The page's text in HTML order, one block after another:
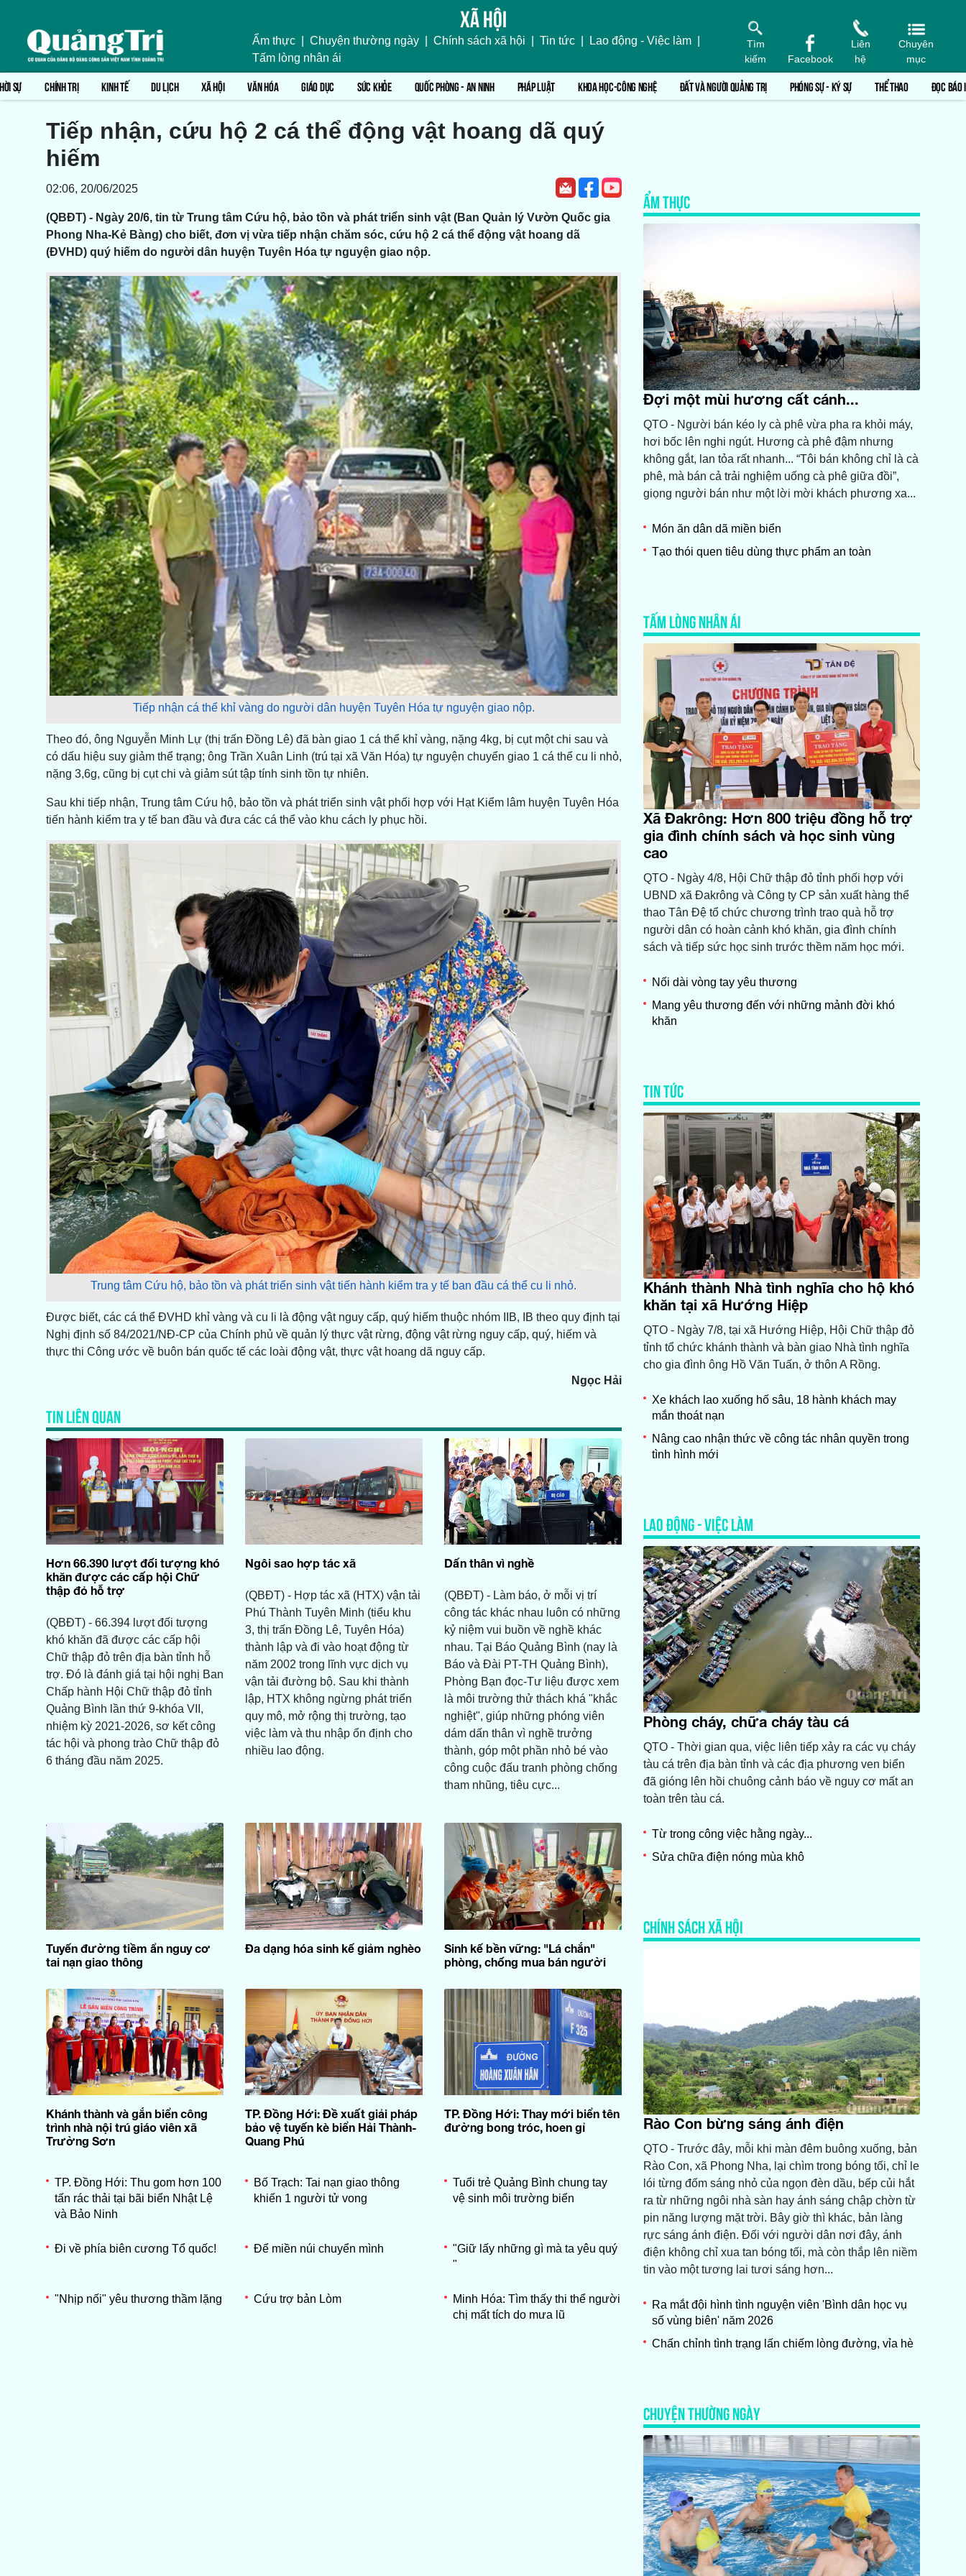
Xã hội
Ẩm thực Chuyện thường ngày Chính sách xã hội Tin tức Lao động - Việc làm
Tấm lòng nhân ái
Tìm
kiếm
Facebook
Liên
hệ
Chuyên
mục
SỰ CHÍNH TRỊ KINH TẾ DU LỊCH XÃ HỘI VĂN HÓA GIÁO DỤC SỨC KHỎE QUỐC PHÒNG - AN NINH PHÁP LUẬT KHOA HỌC-CÔNG NGHỆ ĐẤT VÀ NGƯỜI QUẢNG TRỊ PHÓNG SỰ - KÝ SỰ THỂ THAO ĐỌC BÁO
Tiếp nhận, cứu hộ 2 cá thể động vật hoang dã quý
hiếm
02:06, 20/06/2025
(QBĐT) - Ngày 20/6, tin từ Trung tâm Cứu hộ, bảo tồn và phát triển sinh vật (Ban Quản lý Vườn Quốc gia
Phong Nha-Kẻ Bàng) cho biết, đơn vị vừa tiếp nhận chăm sóc, cứu hộ 2 cá thể động vật hoang dã
(ĐVHD) quý hiếm do người dân huyện Tuyên Hóa tự nguyện giao nộp.
Tiếp nhận cá thể khỉ vàng do người dân huyện Tuyên Hóa tự nguyện giao nộp.
Theo đó, ông Nguyễn Minh Lự (thị trấn Đồng Lê) đã bàn giao 1 cá thể khỉ vàng, nặng 4kg, bị cụt một chi sau và
có dấu hiệu suy giảm thể trạng; ông Trần Xuân Linh (trú tại xã Văn Hóa) tự nguyện chuyển giao 1 cá thể cu li nhỏ,
nặng 3,6g, cũng bị cụt chi và giảm sút tập tính sinh tồn tự nhiên.
Sau khi tiếp nhận, Trung tâm Cứu hộ, bảo tồn và phát triển sinh vật phối hợp với Hạt Kiểm lâm huyện Tuyên Hóa
tiến hành kiểm tra y tế ban đầu và đưa các cá thể vào khu cách ly phục hồi.
Trung tâm Cứu hộ, bảo tồn và phát triển sinh vật tiến hành kiểm tra y tế ban đầu cá thể cu li nhỏ.
Được biết, các cá thể ĐVHD khỉ vàng và cu li là động vật nguy cấp, quý hiếm thuộc nhóm IIB, IB theo quy định tại
Nghị định số 84/2021/NĐ-CP của Chính phủ về quản lý thực vật rừng, động vật rừng nguy cấp, quý, hiếm và
thực thi Công ước về buôn bán quốc tế các loài động vật, thực vật hoang dã nguy cấp.
NgọcHải
TIN LIÊN QUAN
Hơn 66.390 lượt đối tượng khó
khăn được các cấp hội Chữ
thập đỏ hỗ trợ
(QBĐT) - 66.394 lượt đối tượng
khó khăn đã được các cấp hội
Chữ thập đỏ trên địa bàn tỉnh hỗ
trợ. Đó là đánh giá tại hội nghị Ban
Chấp hành Hội Chữ thập đỏ tỉnh
Quảng Bình lần thứ 9-khóa VII,
nhiệm kỳ 2021-2026, sơ kết công
tác hội và phong trào Chữ thập đỏ
6 tháng đầu năm 2025.
Ngôi sao hợp tác xã
(QBĐT) - Hợp tác xã (HTX) vận tải
Phú Thành Tuyên Minh (tiểu khu
3, thị trấn Đồng Lê, Tuyên Hóa)
thành lập và đi vào hoạt động từ
năm 2002 trong lĩnh vực dịch vụ
vận tải đường bộ. Sau khi thành
lập, HTX không ngừng phát triển
quy mô, mở rộng thị trường, tạo
việc làm và thu nhập ổn định cho
nhiều lao động.
Dấn thân vì nghề
(QBĐT) - Làm báo, ở mỗi vị trí
công tác khác nhau luôn có những
kỷ niệm vui buồn về nghề khác
nhau. Tại Báo Quảng Bình (nay là
Báo và Đài PT-TH Quảng Bình),
Phòng Bạn đọc-Tư liệu được xem
là môi trường thử thách khá "khắc
nghiệt", giúp những phóng viên
dám dấn thân vì nghề trưởng
thành, góp một phần nhỏ bé vào
công cuộc đấu tranh phòng chống
tham nhũng, tiêu cực...
Tuyến đường tiềm ẩn nguy cơ
tai nạn giao thông
Đa dạng hóa sinh kế giảm nghèo
Sinh kế bền vững: "Lá chắn"
phòng, chống mua bán người
Khánh thành và gắn biển công
trình nhà nội trú giáo viên xã
Trường Sơn
TP. Đồng Hới: Đề xuất giải pháp
bảo vệ tuyến kè biển Hải Thành-
Quang Phú
TP. Đồng Hới: Thay mới biển tên
đường bong tróc, hoen gỉ
TP. Đồng Hới: Thu gom hơn 100
tấn rác thải tại bãi biển Nhật Lệ
và Bảo Ninh
Bố Trạch: Tai nạn giao thông
khiến 1 người tử vong
Tuổi trẻ Quảng Bình chung tay
vệ sinh môi trường biển
Đi về phía biên cương Tổ quốc! Để miền núi chuyển mình
"Giữ lấy những gì mà ta yêu quý
"
"Nhịp nối" yêu thương thầm lặng Cứu trợ bản Lòm
Minh Hóa: Tìm thấy thi thể người
chị mất tích do mưa lũ
ẨM THỰC
Đợi một mùi hương cất cánh...
QTO - Người bán kéo ly cà phê vừa pha ra khỏi máy,
hơi bốc lên nghi ngút. Hương cà phê đậm nhưng
không gắt, lan tỏa rất nhanh... “Tôi bán không chỉ là cà
phê, mà bán cả trải nghiệm uống cà phê giữa đồi”,
giọng người bán như một lời mời khách phương xa...
Món ăn dân dã miền biển
Tạo thói quen tiêu dùng thực phẩm an toàn
TẤM LÒNG NHÂN ÁI
Xã Đakrông: Hơn 800 triệu đồng hỗ trợ
gia đình chính sách và học sinh vùng
cao
QTO - Ngày 4/8, Hội Chữ thập đỏ tỉnh phối hợp với
UBND xã Đakrông và Công ty CP sản xuất hàng thể
thao Tân Đệ tổ chức chương trình trao quà hỗ trợ
người dân có hoàn cảnh khó khăn, gia đình chính
sách và tiếp sức học sinh trước thềm năm học mới.
Nối dài vòng tay yêu thương
Mang yêu thương đến với những mảnh đời khó
khăn
TIN TỨC
Khánh thành Nhà tình nghĩa cho hộ khó
khăn tại xã Hướng Hiệp
QTO - Ngày 7/8, tại xã Hướng Hiệp, Hội Chữ thập đỏ
tỉnh tổ chức khánh thành và bàn giao Nhà tình nghĩa
cho gia đình ông Hồ Văn Tuấn, ở thôn A Rồng.
Xe khách lao xuống hố sâu, 18 hành khách may
mắn thoát nạn
Nâng cao nhận thức về công tác nhân quyền trong
tình hình mới
LAO ĐỘNG - VIỆC LÀM
Phòng cháy, chữa cháy tàu cá
QTO - Thời gian qua, việc liên tiếp xảy ra các vụ cháy
tàu cá trên địa bàn tỉnh và các địa phương ven biển
đã gióng lên hồi chuông cảnh báo về nguy cơ mất an
toàn trên tàu cá.
Từ trong công việc hằng ngày...
Sửa chữa điện nóng mùa khô
CHÍNH SÁCH XÃ HỘI
Rào Con bừng sáng ánh điện
QTO - Trước đây, mỗi khi màn đêm buông xuống, bản
Rào Con, xã Phong Nha, lại chìm trong bóng tối, chỉ le
lói từng đốm sáng nhỏ của ngọn đèn dầu, bếp củi hắt
ra từ những ngôi nhà sàn hay ánh sáng chập chờn từ
pin năng lượng mặt trời. Bây giờ thì khác, bản làng
rực sáng ánh điện. Đối với người dân nơi đây, ánh
điện không chỉ xua tan bóng tối, mà còn thắp lên niềm
tin vào một tương lai tươi sáng hơn...
Ra mắt đội hình tình nguyện viên 'Bình dân học vụ
số vùng biên' năm 2026
Chấn chỉnh tình trạng lấn chiếm lòng đường, vỉa hè
CHUYỆN THƯỜNG NGÀY